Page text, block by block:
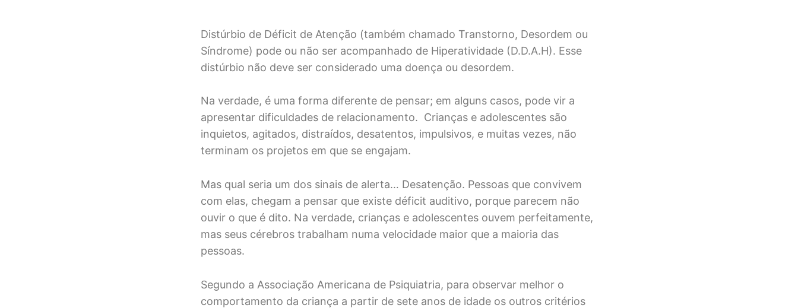
Distúrbio de Déficit de Atenção (também chamado Transtorno, Desordem ou
Síndrome) pode ou não ser acompanhado de Hiperatividade (D.D.A.H). Esse
distúrbio não deve ser considerado uma doença ou desordem.
Na verdade, é uma forma diferente de pensar; em alguns casos, pode vir a
apresentar dificuldades de relacionamento. Crianças e adolescentes são
inquietos, agitados, distraídos, desatentos, impulsivos, e muitas vezes, não
terminam os projetos em que se engajam.
Mas qual seria um dos sinais de alerta… Desatenção. Pessoas que convivem
com elas, chegam a pensar que existe déficit auditivo, porque parecem não
ouvir o que é dito. Na verdade, crianças e adolescentes ouvem perfeitamente,
mas seus cérebros trabalham numa velocidade maior que a maioria das
pessoas.
Segundo a Associação Americana de Psiquiatria, para observar melhor o
comportamento da criança a partir de sete anos de idade os outros critérios